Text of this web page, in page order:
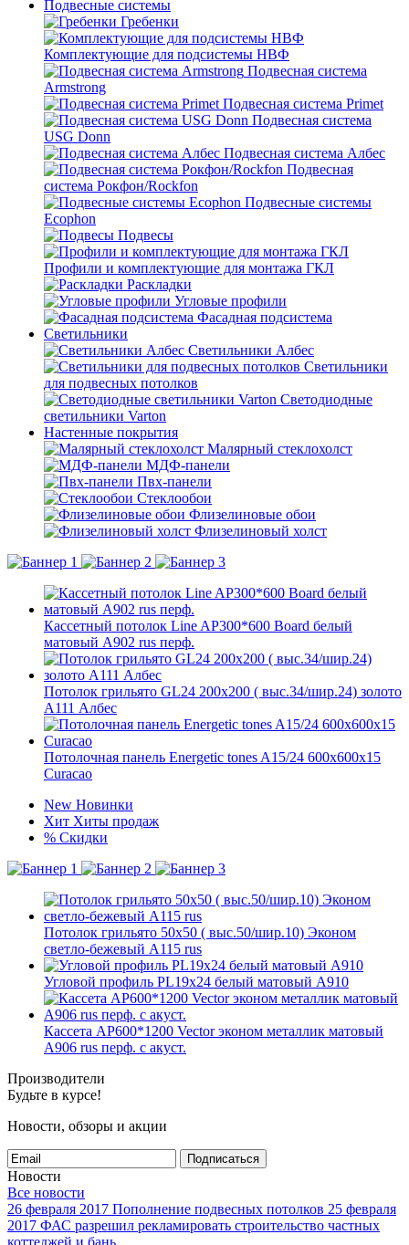
Подвесные системы
Гребенки
Комплектующие для подсистемы НВФ
Подвесная система
Armstrong
Подвесная система Primet
Подвесная система
USG Donn
Подвесная система Албес
Подвесная
система Рокфон/Rockfon
Подвесные системы
Ecophon
Подвесы
Профили и комплектующие для монтажа ГКЛ
Раскладки
Угловые профили
Фасадная подсистема
Светильники
Светильники Албес
Светильники
для подвесных потолков
Светодиодные
светильники Varton
Настенные покрытия
Малярный стеклохолст
МДФ-панели
Пвх-панели
Стеклообои
Флизелиновые обои
Флизелиновый холст
Кассетный потолок Line AP300*600 Board белый
матовый А902 rus перф.
Потолок грильято GL24 200х200 ( выс.34/шир.24) золото
А111 Албес
Потолочная панель Energetic tones A15/24 600x600x15
Curacao
New Новинки
Хит Хиты продаж
% Скидки
Потолок грильято 50х50 ( выс.50/шир.10) Эконом
светло-бежевый А115 rus
Угловой профиль PL19x24 белый матовый А910
Кассета AP600*1200 Vector эконом металлик матовый
А906 rus перф. с акуст.
Производители
Будьте в курсе!
Новости, обзоры и акции
Подписаться
Новости
Все новости
26 февраля 2017 Пополнение подвесных потолков 25 февраля
2017 ФАС разрешил рекламировать строительство частных
коттеджей и бань